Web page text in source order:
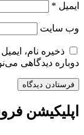
ایمیل *
وب‌ سایت
ذخیره نام،
دوباره دیدگاهی
اپلیکیشن